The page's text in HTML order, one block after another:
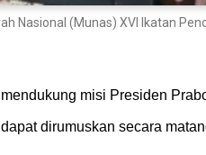
Nasional (Munas) XVI Ikatan
misi Presiden
dirumuskan secara